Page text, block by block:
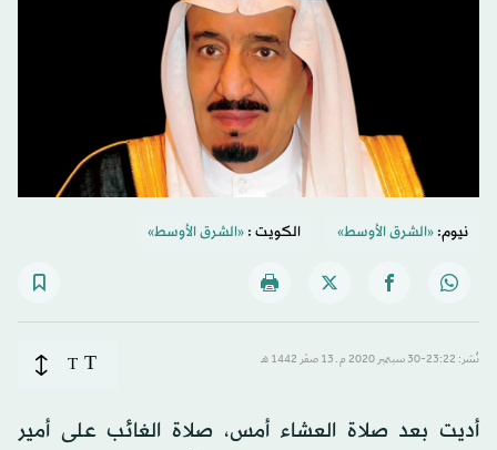
نيوم:«الشرق الأوسط» الكويت :«الشرق الأوسط»
نُشر: 23:22-30 سبتمبر 2020 م ـ 13 صفَر 1442 هـ T
T
أديت بعد صلاة العشاء أمس، صلاة الغائب على أمير